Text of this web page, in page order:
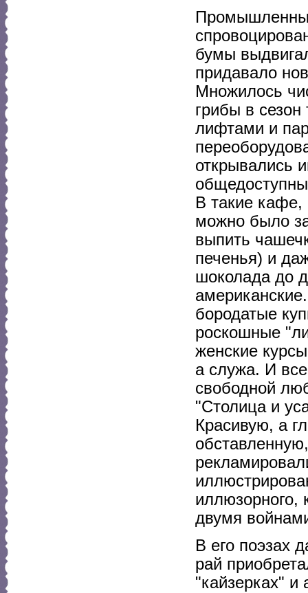
бумы
придавало
Множилось
грибы в
лифтами и
открывались
В такие кафе,
можно было
выпить
печенья) и
шоколада до
бородатые
роскошные
женские
а служа. И
свободной
"Столица и
Красивую, а
иллюзорного,
двумя
В его поэзах
рай
"кайзерках" и